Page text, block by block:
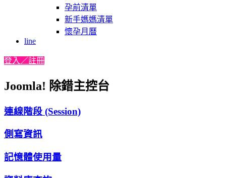
孕前清單
新手媽媽清單
懷孕月曆
line
登入／註冊
Joomla! 除錯主控台
連線階段 (Session)
側寫資訊
記憶體使用量